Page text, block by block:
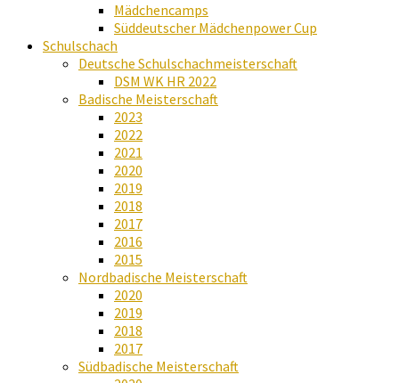
Mädchencamps
Süddeutscher Mädchenpower Cup
Schulschach
Deutsche Schulschachmeisterschaft
DSM WK HR 2022
Badische Meisterschaft
2023
2022
2021
2020
2019
2018
2017
2016
2015
Nordbadische Meisterschaft
2020
2019
2018
2017
Südbadische Meisterschaft